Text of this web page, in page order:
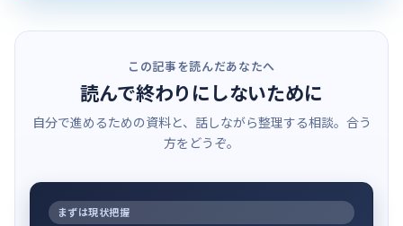
この記事を読んだあなたへ
読んで終わりにしないために
自分で進めるための資料と、話しながら整理する相談。合う
方をどうぞ。
まずは現状把握